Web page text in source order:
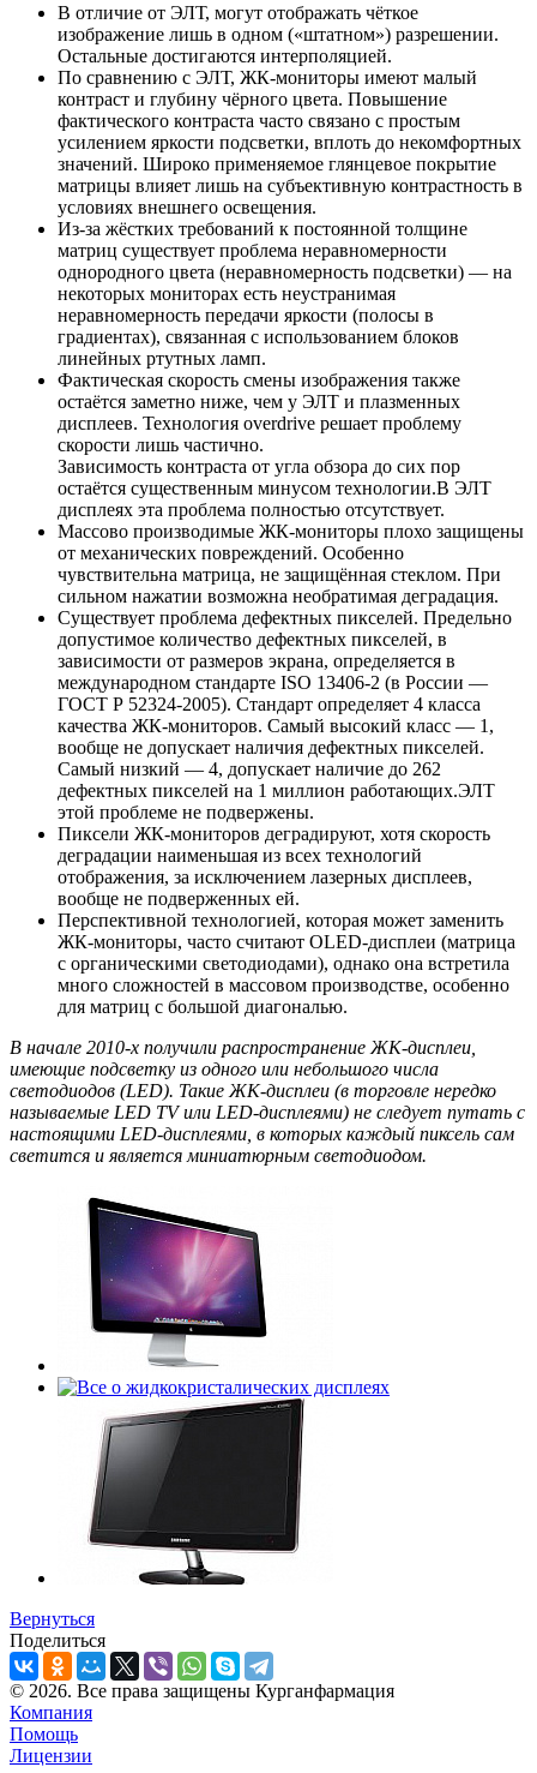
В отличие от ЭЛТ, могут отображать чёткое
изображение лишь в одном («штатном») разрешении.
Остальные достигаются интерполяцией.
По сравнению с ЭЛТ, ЖК-мониторы имеют малый
контраст и глубину чёрного цвета. Повышение
фактического контраста часто связано с простым
усилением яркости подсветки, вплоть до некомфортных
значений. Широко применяемое глянцевое покрытие
матрицы влияет лишь на субъективную контрастность в
условиях внешнего освещения.
Из-за жёстких требований к постоянной толщине
матриц существует проблема неравномерности
однородного цвета (неравномерность подсветки) — на
некоторых мониторах есть неустранимая
неравномерность передачи яркости (полосы в
градиентах), связанная с использованием блоков
линейных ртутных ламп.
Фактическая скорость смены изображения также
остаётся заметно ниже, чем у ЭЛТ и плазменных
дисплеев. Технология overdrive решает проблему
скорости лишь частично.
Зависимость контраста от угла обзора до сих пор
остаётся существенным минусом технологии.В ЭЛТ
дисплеях эта проблема полностью отсутствует.
Массово производимые ЖК-мониторы плохо защищены
от механических повреждений. Особенно
чувствительна матрица, не защищённая стеклом. При
сильном нажатии возможна необратимая деградация.
Существует проблема дефектных пикселей. Предельно
допустимое количество дефектных пикселей, в
зависимости от размеров экрана, определяется в
международном стандарте ISO 13406-2 (в России —
ГОСТ Р 52324-2005). Стандарт определяет 4 класса
качества ЖК-мониторов. Самый высокий класс — 1,
вообще не допускает наличия дефектных пикселей.
Самый низкий — 4, допускает наличие до 262
дефектных пикселей на 1 миллион работающих.ЭЛТ
этой проблеме не подвержены.
Пиксели ЖК-мониторов деградируют, хотя скорость
деградации наименьшая из всех технологий
отображения, за исключением лазерных дисплеев,
вообще не подверженных ей.
Перспективной технологией, которая может заменить
ЖК-мониторы, часто считают OLED-дисплеи (матрица
с органическими светодиодами), однако она встретила
много сложностей в массовом производстве, особенно
для матриц с большой диагональю.
В начале 2010-х получили распространение ЖК-дисплеи,
имеющие подсветку из одного или небольшого числа
светодиодов (LED). Такие ЖК-дисплеи (в торговле нередко
называемые LED TV или LED-дисплеями) не следует путать с
настоящими LED-дисплеями, в которых каждый пиксель сам
светится и является миниатюрным светодиодом.
Вернуться
Поделиться
© 2026. Все права защищены Курганфармация
Компания
Помощь
Лицензии